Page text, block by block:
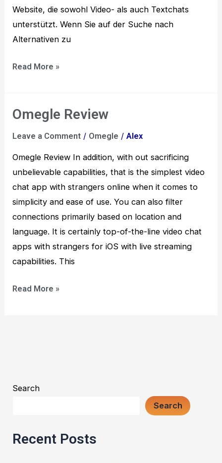
Website, die sowohl Video- als auch Textchats
unterstützt. Wenn Sie auf der Suche nach
Alternativen zu
Read More »
Omegle Review
Leave a Comment / Omegle /Alex
Omegle Review In addition, with out sacrificing
unbelievable capabilities, that is the simplest video
chat app with strangers online when it comes to
simplicity and ease of use. You can also filter
connections primarily based on location and
language. It is certainly top-of-the-line video chat
apps with strangers for iOS with live streaming
capabilities. This
Omegle
Read More »
Search
Search
Recent Posts